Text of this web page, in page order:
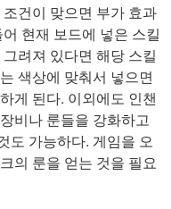
건이 맞으면 부가 효과
현재 보드에 넣은 스킬
려져 있다면 해당 스킬
색상에 맞춰서 넣으면
게 된다. 이외에도 인챈
비나 룬들을 강화하고
도 가능하다. 게임을 오
의 룬을 얻는 것을 필요